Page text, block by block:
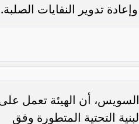
تدوير النفايات الصلبة.
السويس، أن الهيئة تعمل
التحتية المتطورة وفق